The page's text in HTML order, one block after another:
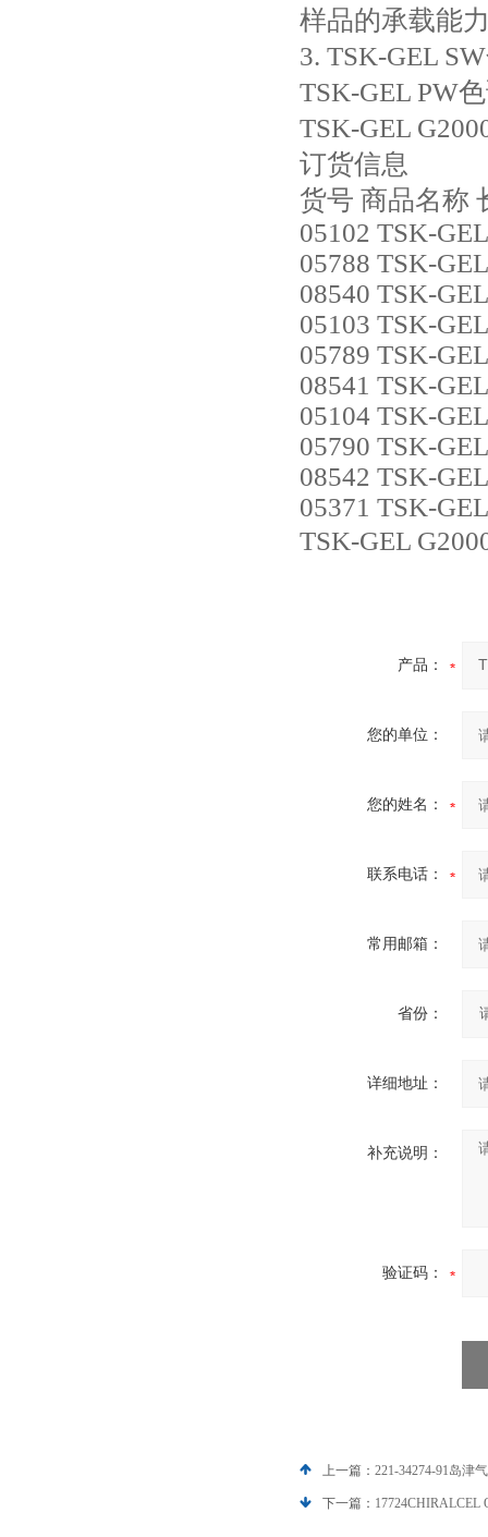
样品的承载能
3. TSK-GEL
TSK-GEL PW
TSK-GEL
订货信息
货号 商品名称
05102 TSK-
05788 TSK-
08540 TSK-
05103 TSK-
05789 TSK-
08541 TSK-
05104 TSK-
05790 TSK-
08542 TSK-
05371 TSK-
TSK-GEL
产品：
您的单位：
您的姓名：
联系电话：
常用邮箱：
省份：
详细地址：
补充说明：
验证码：
上一篇： 221-34274-91岛津
下一篇： 17724CHIRALCEL